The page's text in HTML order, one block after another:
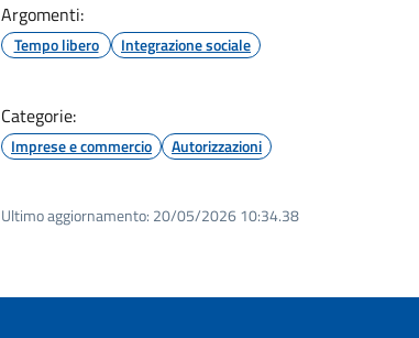
Argomenti:
Tempo libero Integrazione sociale
Categorie:
Imprese e commercio Autorizzazioni
Ultimo aggiornamento: 20/05/2026 10:34.38